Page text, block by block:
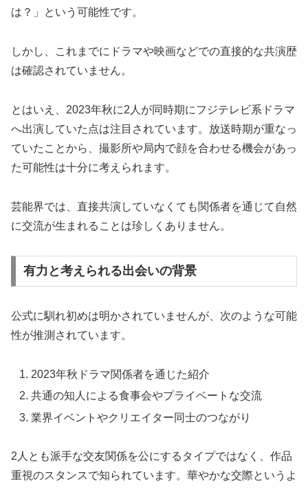
は？」という可能性です。
しかし、これまでにドラマや映画などでの直接的な共演歴
は確認されていません。
とはいえ、2023年秋に2人が同時期にフジテレビ系ドラマ
へ出演していた点は注目されています。放送時期が重なっ
ていたことから、撮影所や局内で顔を合わせる機会があっ
た可能性は十分に考えられます。
芸能界では、直接共演していなくても関係者を通じて自然
に交流が生まれることは珍しくありません。
有力と考えられる出会いの背景
公式に馴れ初めは明かされていませんが、次のような可能
性が推測されています。
2023年秋ドラマ関係者を通じた紹介
共通の知人による食事会やプライベートな交流
業界イベントやクリエイター同士のつながり
2人とも派手な交友関係を公にするタイプではなく、作品
重視のスタンスで知られています。華やかな交際というよ